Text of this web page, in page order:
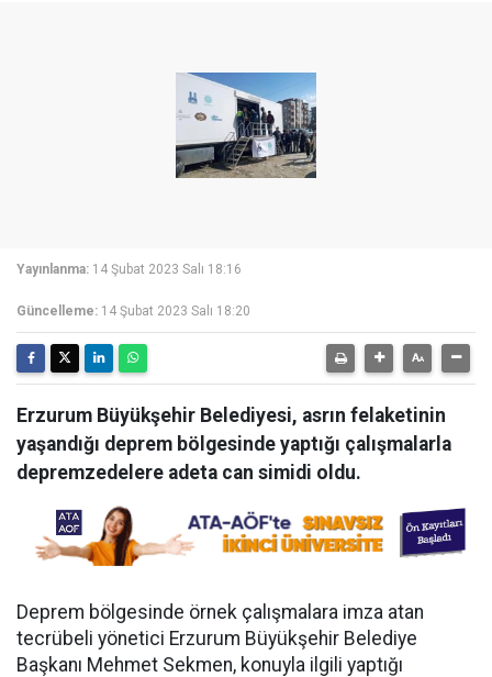
Yayınlanma: 14 Şubat 2023 Salı 18:16
Güncelleme: 14 Şubat 2023 Salı 18:20
Erzurum Büyükşehir Belediyesi, asrın felaketinin
yaşandığı deprem bölgesinde yaptığı çalışmalarla
depremzedelere adeta can simidi oldu.
Deprem bölgesinde örnek çalışmalara imza atan
tecrübeli yönetici Erzurum Büyükşehir Belediye
Başkanı Mehmet Sekmen, konuyla ilgili yaptığı